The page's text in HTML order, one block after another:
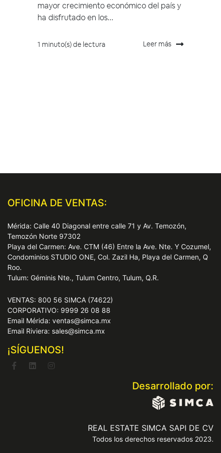
mayor crecimiento económico del país y
ha disfrutado en los...
1 minuto(s) de lectura Leer más
OFICINA DE VENTAS:
Mérida: Calle 40 Diagonal entre calle 71 y Av. Temozón,
Temozón Norte 97302
Playa del Carmen: Ave. CTM (46) Entre la Ave. Nte. Y Cozumel,
Condominios STUDIO ONE, Col. Zazil Ha, Playa del Carmen, Q
Roo.
Tulum: Géminis Nte., Tulum Centro, Tulum, Q.R.
VENTAS: 800 56 SIMCA (74622)
CORPORATIVO: 9999 26 08 88
Email Mérida: ventas@simca.mx
Email Riviera: sales@simca.mx
¡SÍGUENOS!
Desarrollado por:
REAL ESTATE SIMCA SAPI DE CV
Todos los derechos reservados 2023.